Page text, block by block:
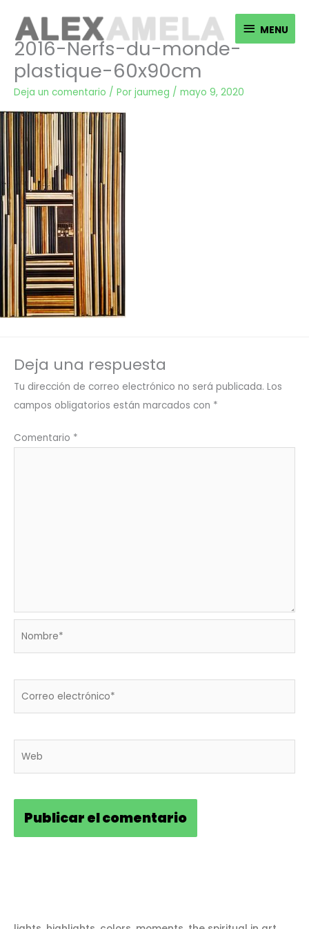
contenido
MENU
MENU
2016-Nerfs-du-monde-
plastique-60x90cm
Deja un comentario / Por jaumeg / mayo 9, 2020
Deja una respuesta
Tu dirección de correo electrónico no será publicada. Los
campos obligatorios están marcados con *
Comentario *